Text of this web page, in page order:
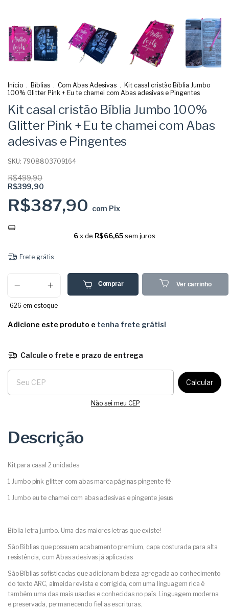
Início . Bíblias . Com Abas Adesivas . Kit casal cristão Bíblia Jumbo
100% Glitter Pink + Eu te chamei com Abas adesivas e Pingentes
Kit casal cristão Bíblia Jumbo 100%
Glitter Pink + Eu te chamei com Abas
adesivas e Pingentes
SKU: 7908803709164
R$499,90
R$399,90
R$387,90 com Pix
6x de R$66,65sem juros
Frete grátis
626 em estoque
Comprar Ver carrinho
Adicione este produto e tenha frete grátis!
Calcule o frete e prazo de entrega
Entregas para o CEP:
Calcular
Não sei meu CEP
Descrição
Kit para casal 2 unidades
1 Jumbo pink glitter com abas marca páginas pingente fé
1 Jumbo eu te chamei com abas adesivas e pingente jesus
Bíblia letra jumbo. Uma das maiores letras que existe!
São Biblias que possuem acabamento premium, capa costurada para alta
resistência, com Abas adesivas já aplicadas
São Bíblias sofisticadas que adicionam beleza agregada ao conhecimento
do texto ARC, almeida revista e corrigida, com uma linguagem rica é
também uma das mais usadas e conhecidas no país. Linguagem moderna
e preservada, permanecendo fiel as escrituras.